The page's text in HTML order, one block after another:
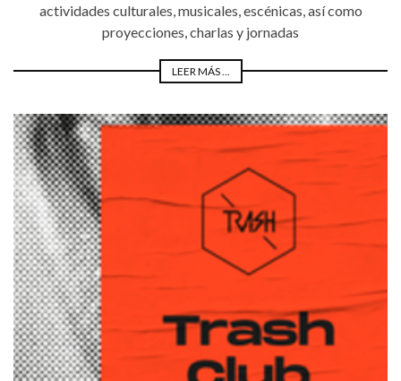
actividades culturales, musicales, escénicas, así como
proyecciones, charlas y jornadas
LEER MÁS ...